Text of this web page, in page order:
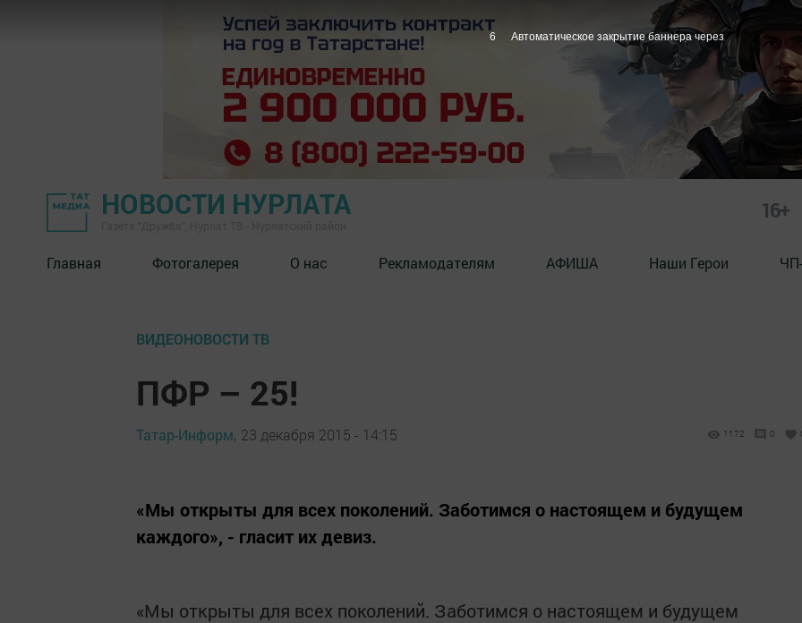
НОВОСТИ НУРЛАТА 16+
Главная Фотогалерея О нас Рекламодателям АФИША Наши Герои
ВИДЕОНОВОСТИ ТВ
ПФР – 25!
Татар-Информ, 23 декабря 2015 - 14:15 1172 0
«Мы открыты для всех поколений. Заботимся о настоящем и будущем
каждого», - гласит их девиз.
«Мы открыты для всех поколений. Заботимся о настоящем и будущем
5 Автоматическое закрытие баннера через